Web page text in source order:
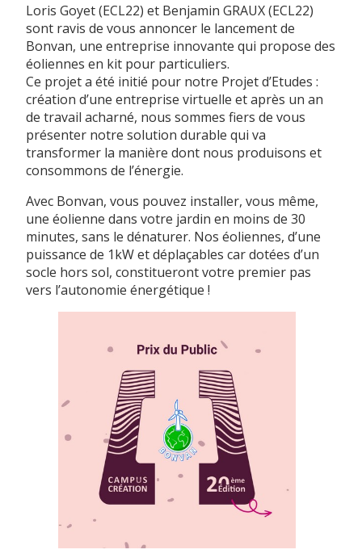
Loris Goyet (ECL22) et Benjamin GRAUX (ECL22)
sont ravis de vous annoncer le lancement de
Bonvan, une entreprise innovante qui propose des
éoliennes en kit pour particuliers.
Ce projet a été initié pour notre Projet d’Etudes :
création d’une entreprise virtuelle et après un an
de travail acharné, nous sommes fiers de vous
présenter notre solution durable qui va
transformer la manière dont nous produisons et
consommons de l’énergie.
Avec Bonvan, vous pouvez installer, vous même,
une éolienne dans votre jardin en moins de 30
minutes, sans le dénaturer. Nos éoliennes, d’une
puissance de 1kW et déplaçables car dotées d’un
socle hors sol, constitueront votre premier pas
vers l’autonomie énergétique !